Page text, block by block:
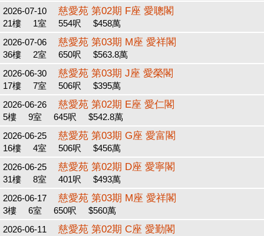
2026-07-10
慈愛苑 第02期 F座 愛聰閣
21樓 1室 554呎
$458萬
2026-07-06
慈愛苑 第03期 M座 愛祥閣
36樓 2室 650呎
$563.8萬
2026-06-30
慈愛苑 第03期 J座 愛榮閣
17樓 7室 506呎
$395萬
2026-06-26
慈愛苑 第02期 E座 愛仁閣
5樓 9室 645呎
$542.8萬
2026-06-25
慈愛苑 第03期 G座 愛富閣
16樓 4室 506呎
$456萬
2026-06-25
慈愛苑 第02期 D座 愛寧閣
31樓 8室 401呎
$493萬
2026-06-17
慈愛苑 第03期 M座 愛祥閣
3樓 6室 650呎
$560萬
2026-06-11
慈愛苑 第02期 C座 愛勤閣